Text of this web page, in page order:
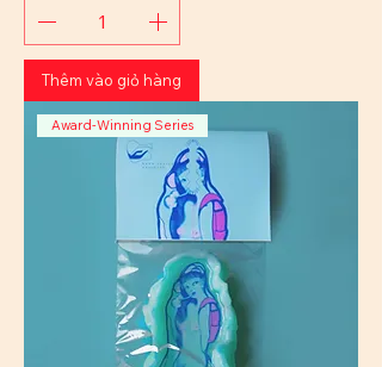
Thêm vào giỏ hàng
Award-Winning Series